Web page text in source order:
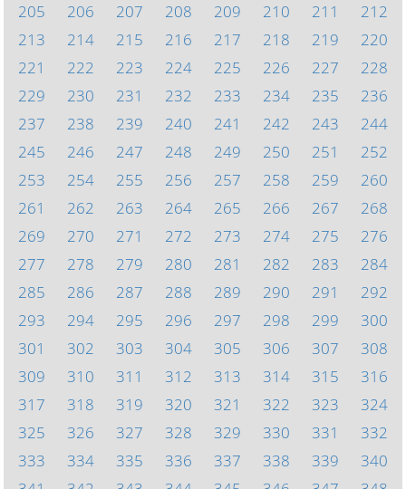
205
206 207 208 209 210 211
212
213
214 215 216 217 218 219
220
221
222 223 224 225 226 227
228
229
230 231 232 233 234 235
236
237
238 239 240 241 242 243
244
245
246 247 248 249 250 251
252
253
254 255 256 257 258 259
260
261
262 263 264 265 266 267
268
269
270 271 272 273 274 275
276
277
278 279 280 281 282 283
284
285
286 287 288 289 290 291
292
293
294 295 296 297 298 299
300
301
302 303 304 305 306 307
308
309
310 311 312 313 314 315
316
317
318 319 320 321 322 323
324
325
326 327 328 329 330 331
332
333
334 335 336 337 338 339
340